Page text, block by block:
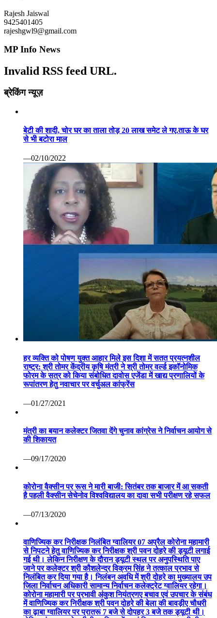
Rajesh Jaiswal
9425401405
rajeshgwl9@gmail.com
MP Info News
Invalid RSS feed URL.
ब्रेकिंग न्यूज़
बेटी की शादी, चोर घर का ताला तोड़ 20 लाख समेट ले गए.ताऊ के घर
से भी बटोरा माल
—02/10/2022
हर व्यक्ति को पोषण युक्त आहार मिले इस दिशा में सतत प्रयत्नशील
राष्ट्र: श्री तोमर केंद्रीय कृषि मंत्री ने श्री तोमर वर्ल्ड इकॉनोमिक
फोरम के सत्र को किया संबोधित दावोस एजेंडा में खाद्य प्रणालियों के
रूपांतरण हेतु नवाचार पर वर्चुअल कांफ्रेंस
—01/27/2021
मंत्री का बयान कलेक्टर जितवा देंगे चुनाव कांग्रेस ने निर्वाचन आयोग से
की शिकायत
—09/17/2020
कोरोना वैक्सीन पर रूस ने मारी बाजी: सितंबर तक बाजार में आ सकती
है पहली वैक्सीन सेचेनोव विश्वविद्यालय का दावा सभी परीक्षण रहे सफल
—07/13/2020
वाणिज्यिक कर निरीक्षक निलंबित ग्वालियर 07 अप्रैल कोरोना महामारी
से निपटने हेतु वाणिज्यिक कर निरीक्षक श्री पवन दोहरे की ड्यूटी लगाई
गई थी। लेकिन निरीक्षण के दौरान ड्यूटी स्थल पर अनुपस्थिति पाए
जाने पर कलेक्टर श्री कौशलेन्द्र विक्रम सिंह ने तत्काल प्रभाव से
निलंबित कर दिया गया है। निलंबन अवधि में श्री दोहरे का मुख्यालय उप
जिला निर्वाचन अधिकारी सामान्य निर्वाचन कलेक्ट्रेट ग्वालियर रहेगा।
कोरोना महामारी पर प्रभावी अंकुश नियंत्रणए बचाव एवं उपचार के संबंध
में वाणिज्यिक कर निरीक्षक श्री पवन दोहरे की बेला की बावड़ीए चौधरी
का ढ़ाबा ग्वालियर पर प्रातरू 7 बजे से दोपहर 3 बजे तक ड्यूटी थी।